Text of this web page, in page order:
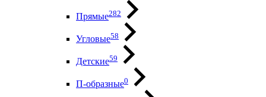
Прямые282
Угловые58
Детские59
П-образные0